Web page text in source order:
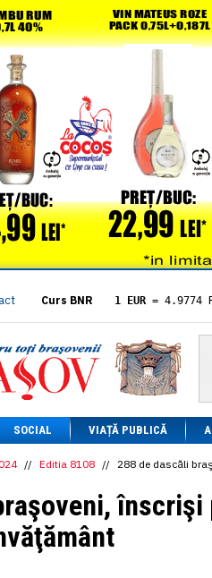
Curs BNR 1 EUR = 4.9774
= 5.8304
1 XAU= 464.4611
1 AED= 1.1933
1 AUD= 2.7957
1 BGN= 2.5449
1 CAD= 3.1559
1 CHF= 5.2813
1 CNY= 0.6015
1 DKK
= 0.6668
1 EGP= 0.0860
= 1.2223
SOCIAL VIAȚĂ PUBLICĂ
// Editia 8108 // 288 de dascăli
înscrişi